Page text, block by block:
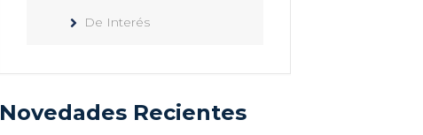
De Interés
Novedades Recientes